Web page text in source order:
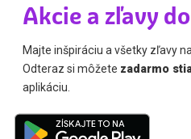
Akcie a zľavy
Majte inšpiráciu a všetky zľavy
Odteraz si môžete zadarmo
aplikáciu.